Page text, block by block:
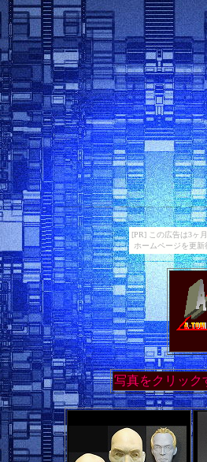
[PR] この広告は3ヶ
ホームページを更
写真をクリック